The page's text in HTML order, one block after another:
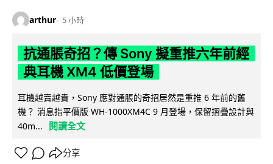
arthur 5 小時
抗通脹奇招？傳 Sony 擬重推六年前經
典耳機 XM4 低價登場
耳機越賣越貴，Sony 應對通脹的奇招居然是重推 6 年前的舊
機？ 消息指平價版 WH-1000XM4C 9 月登場，保留摺疊設計與
40m...
閱讀全文
分享